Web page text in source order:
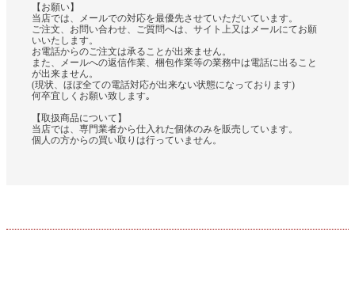
【お願い】
当店では、メールでの対応を最優先させていただいています。
ご注文、お問い合わせ、ご質問へは、サイト上又はメールにてお願
いいたします。
お電話からのご注文は承ることが出来ません。
また、メールへの返信作業、梱包作業等の業務中は電話に出ること
が出来ません。
(現状、ほぼ全ての電話対応が出来ない状態になっております)
何卒宜しくお願い致します｡
【取扱商品について】
当店では、専門業者から仕入れた個体のみを販売しています。
個人の方からの買い取りは行っていません。